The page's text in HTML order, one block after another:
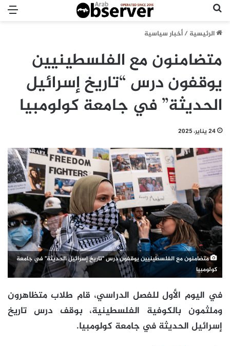
الرئيسية/أخبار سياسية
متضامنون مع الفلسطينيين
يوقفون درس “تاريخ إسرائيل
الحديثة” في جامعة كولومبيا
24 يناير، 2025
متضامنون مع الفلسطينيين يوقفون درس "تاريخ إسرائيل الحديثة" في جامعة
كولومبيا
في اليوم الأول للفصل الدراسي، قام طلاب متظاهرون
وملثمون بالكوفية الفلسطينية، بوقف درس تاريخ
إسرائيل الحديثة في جامعة كولومبيا.